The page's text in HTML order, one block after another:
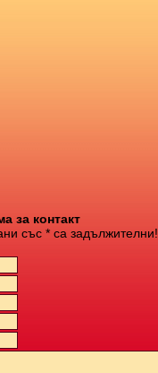
за контакт
със * са задължителни!